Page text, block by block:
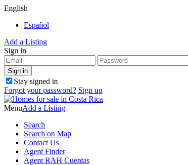
English
Español
Add a Listing
Sign in
Stay signed in
Forgot your password? Sign up
MenuAdd a Listing
Search
Search on Map
Contact Us
Agent Finder
Agent RAH Cuentas